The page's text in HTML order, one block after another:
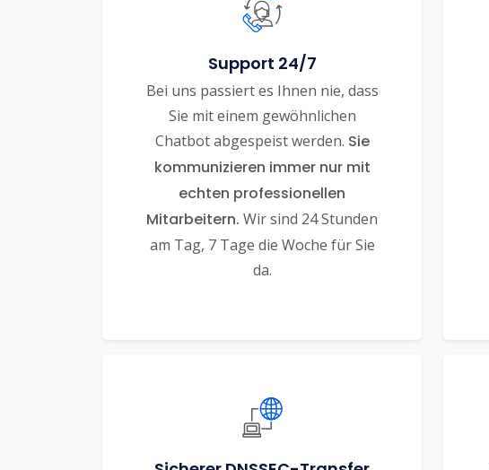
Support 24/7
Bei uns passiert es Ihnen nie, dass
Sie mit einem gewöhnlichen
Chatbot abgespeist werden. Sie
kommunizieren immer nur mit
echten professionellen
Mitarbeitern. Wir sind 24 Stunden
am Tag, 7 Tage die Woche für Sie
da.